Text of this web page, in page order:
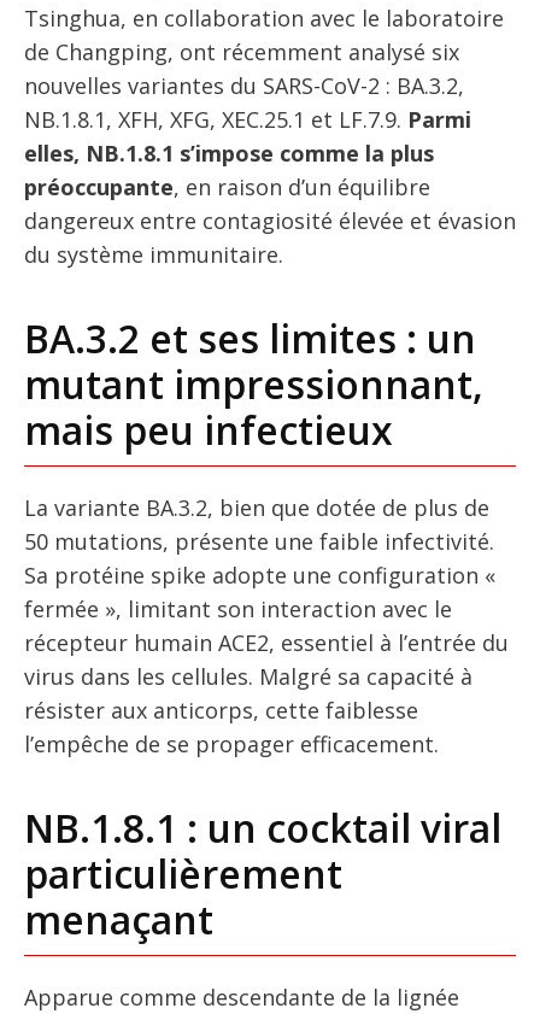
Tsinghua, en collaboration avec le laboratoire
de Changping, ont récemment analysé six
nouvelles variantes du SARS-CoV-2 : BA.3.2,
NB.1.8.1, XFH, XFG, XEC.25.1 et LF.7.9. Parmi
elles, NB.1.8.1 s’impose comme la plus
préoccupante, en raison d’un équilibre
dangereux entre contagiosité élevée et évasion
du système immunitaire.
BA.3.2 et ses limites : un
mutant impressionnant,
mais peu infectieux
La variante BA.3.2, bien que dotée de plus de
50 mutations, présente une faible infectivité.
Sa protéine spike adopte une configuration «
fermée », limitant son interaction avec le
récepteur humain ACE2, essentiel à l’entrée du
virus dans les cellules. Malgré sa capacité à
résister aux anticorps, cette faiblesse
l’empêche de se propager efficacement.
NB.1.8.1 : un cocktail viral
particulièrement
menaçant
Apparue comme descendante de la lignée